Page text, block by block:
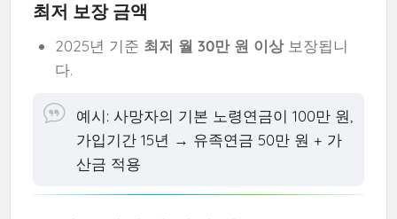
최저 보장 금액
2025년 기준 최저 월 30만 원 이상보장됩니
다.
예시: 사망자의 기본 노령연금이 100만 원,
가입기간 15년 → 유족연금 50만 원 + 가
산금 적용